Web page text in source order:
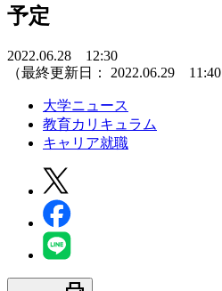
予定
2022.06.28 12:30
（最終更新日： 2022.06.29 11:40
大学ニュース
教育カリキュラム
キャリア就職